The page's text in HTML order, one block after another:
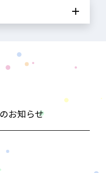
お知らせ